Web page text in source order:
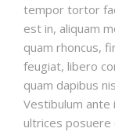
tempor tortor
est in, aliquam
quam rhoncus,
feugiat, libero
quam dapibus
Vestibulum ante
ultrices posuere